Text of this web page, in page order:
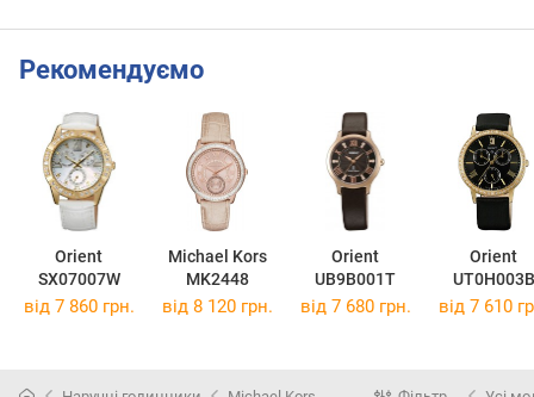
Рекомендуємо
Orient
SX07007W
Michael Kors
MK2448
Orient
UB9B001T
Orient
UT0H003B
від 7 860 грн. від 8 120 грн. від 7 680 грн. від 7 610